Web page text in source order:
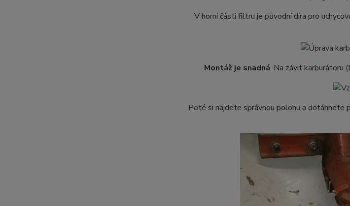
V horní části filtru je původní díra pro
Montáž je snadná. Na závit karburátoru
Poté si najdete správnou polohu a dotáhnete